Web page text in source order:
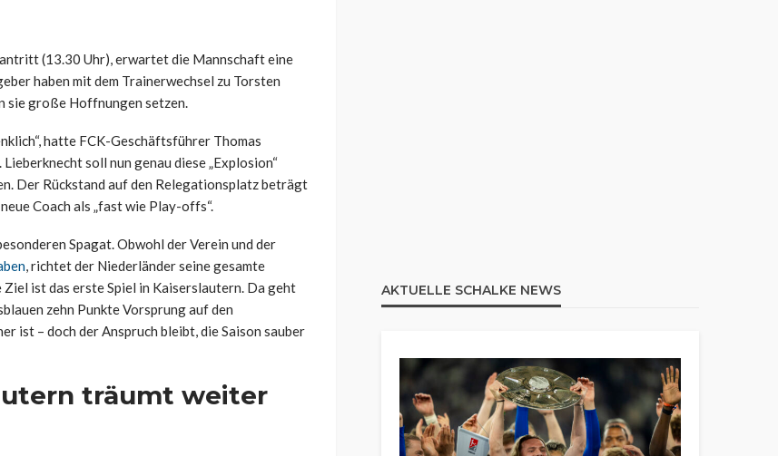
(13.30 Uhr), erwartet die Mannschaft eine
haben mit dem Trainerwechsel zu Torsten
sie große Hoffnungen setzen.
hatte FCK-Geschäftsführer Thomas
soll nun genau diese „Explosion“
Der Rückstand auf den Relegationsplatz beträgt
Coach als „fast wie Play-offs“.
Spagat. Obwohl der Verein und der
, richtet der Niederländer seine gesamte
ist das erste Spiel in Kaiserslautern. Da geht
zehn Punkte Vorsprung auf den
ist – doch der Anspruch bleibt, die Saison sauber
träumt weiter
AKTUELLE SCHALKE NEWS